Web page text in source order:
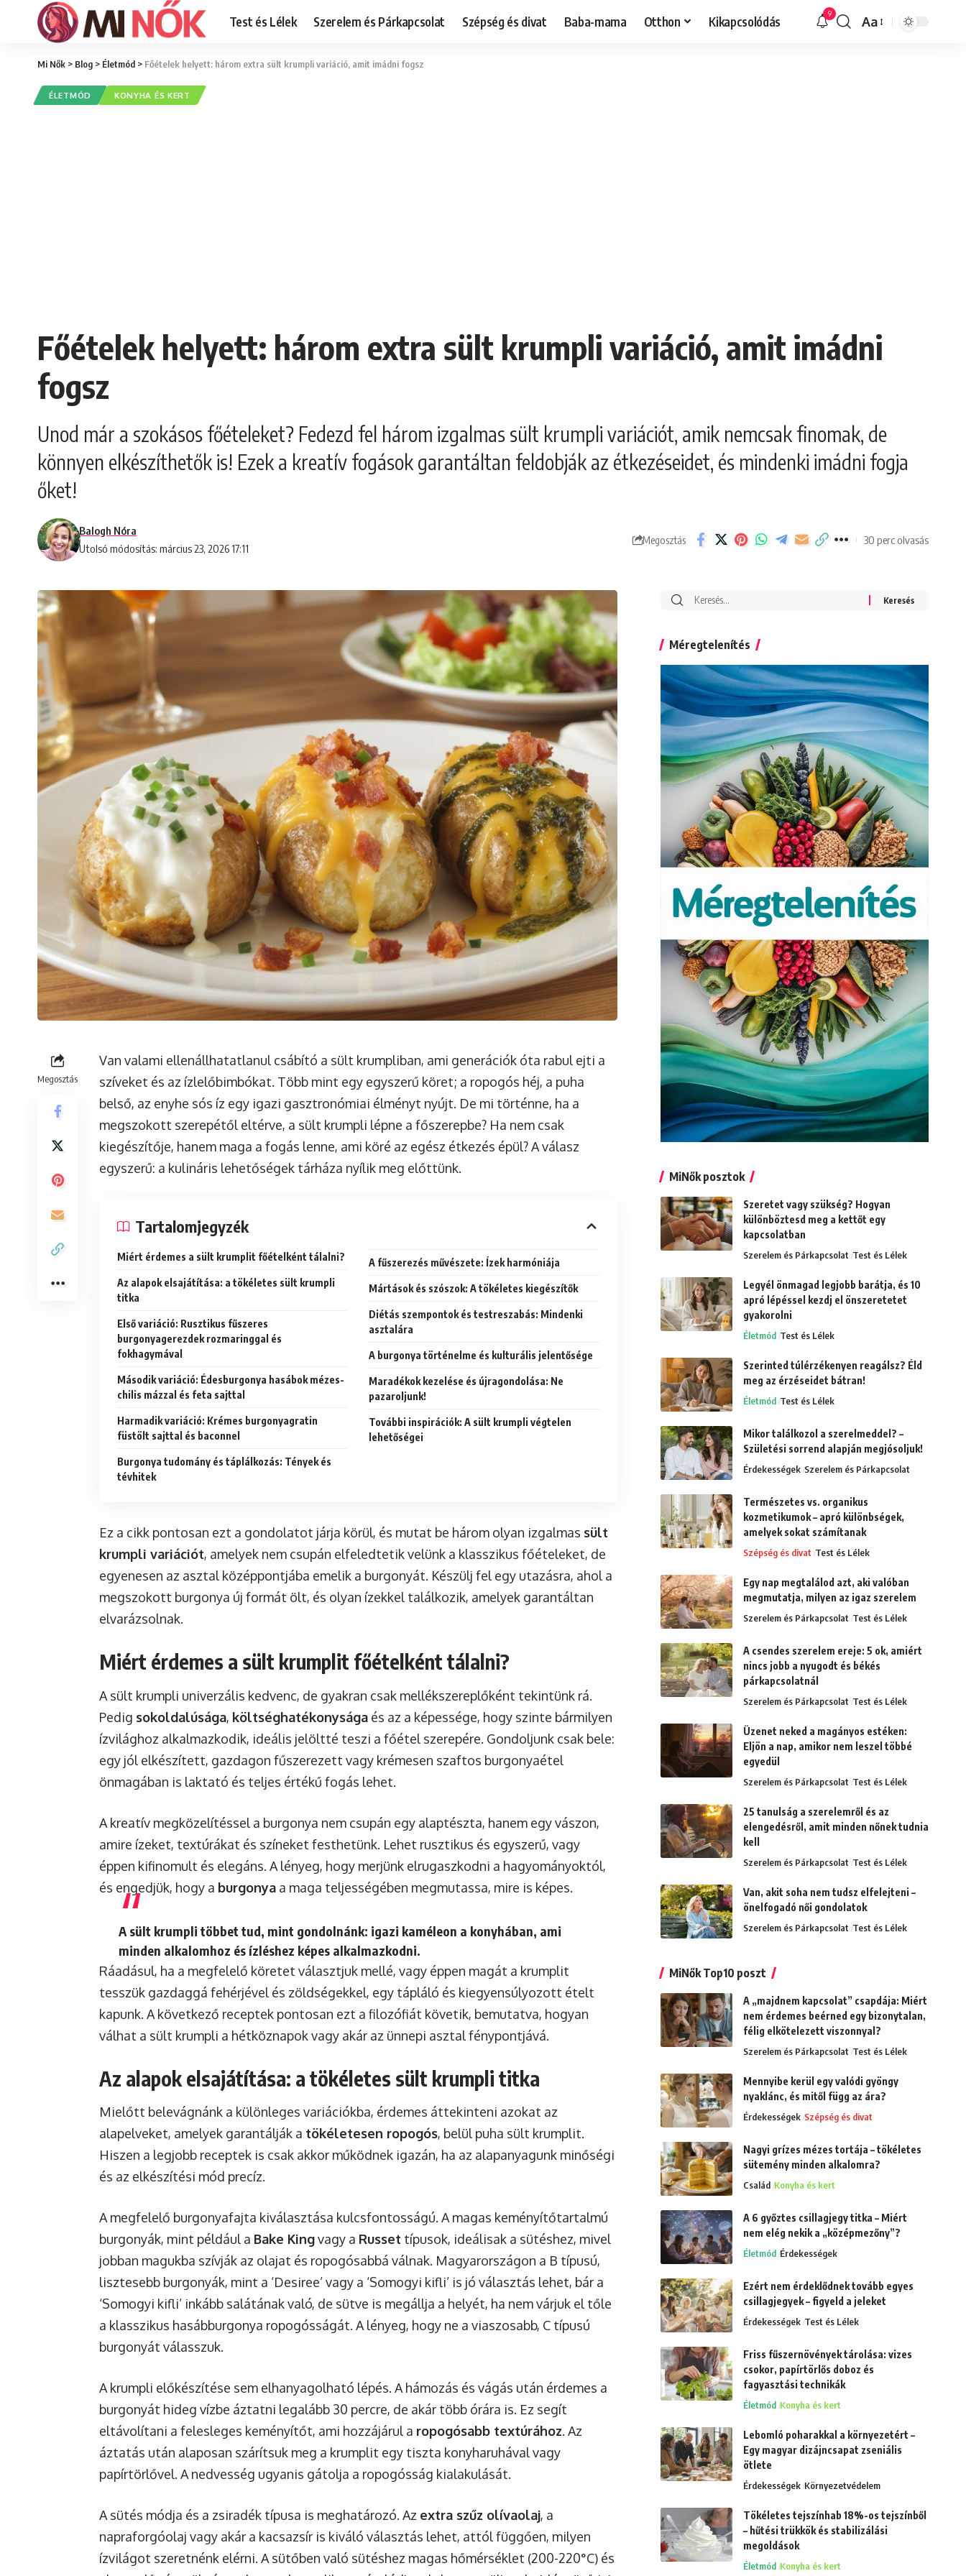
Test és Lélek Szerelem és Párkapcsolat Szépség és divat Baba-mama Otthon Kikapcsolódás 9
Font
Aa
Mi Nők > Blog > Életmód > Főételek helyett: három extra sült krumpli variáció, amit imádni fogsz
ÉLETMÓD KONYHA ÉS KERT
Főételek helyett: három extra sült krumpli variáció, amit imádni
fogsz
Unod már a szokásos főételeket? Fedezd fel három izgalmas sült krumpli variációt, amik nemcsak finomak, de
könnyen elkészíthetők is! Ezek a kreatív fogások garantáltan feldobják az étkezéseidet, és mindenki imádni fogja
őket!
Utolsó módosítás: március 23, 2026 17:11
Balogh Nóra
Megosztás 30 perc olvasás
Megosztás
Van valami ellenállhatatlanul csábító a sült krumpliban, ami generációk óta rabul ejti a
szíveket és az ízlelőbimbókat. Több mint egy egyszerű köret; a ropogós héj, a puha
belső, az enyhe sós íz egy igazi gasztronómiai élményt nyújt. De mi történne, ha a
megszokott szerepétől eltérve, a sült krumpli lépne a főszerepbe? Ha nem csak
kiegészítője, hanem maga a fogás lenne, ami köré az egész étkezés épül? A válasz
egyszerű: a kulináris lehetőségek tárháza nyílik meg előttünk.
Tartalomjegyzék
Miért érdemes a sült krumplit főételként tálalni?
Az alapok elsajátítása: a tökéletes sült krumpli
titka
Első variáció: Rusztikus fűszeres
burgonyagerezdek rozmaringgal és
fokhagymával
Második variáció: Édesburgonya hasábok mézes-
chilis mázzal és feta sajttal
Harmadik variáció: Krémes burgonyagratin
füstölt sajttal és baconnel
Burgonya tudomány és táplálkozás: Tények és
tévhitek
A fűszerezés művészete: Ízek harmóniája
Mártások és szószok: A tökéletes kiegészítők
Diétás szempontok és testreszabás: Mindenki
asztalára
A burgonya történelme és kulturális jelentősége
Maradékok kezelése és újragondolása: Ne
pazaroljunk!
További inspirációk: A sült krumpli végtelen
lehetőségei
Ez a cikk pontosan ezt a gondolatot járja körül, és mutat be három olyan izgalmas sült
krumpli variációt, amelyek nem csupán elfeledtetik velünk a klasszikus főételeket, de
egyenesen az asztal középpontjába emelik a burgonyát. Készülj fel egy utazásra, ahol a
megszokott burgonya új formát ölt, és olyan ízekkel találkozik, amelyek garantáltan
elvarázsolnak.
Miért érdemes a sült krumplit főételként tálalni?
A sült krumpli univerzális kedvenc, de gyakran csak mellékszereplőként tekintünk rá.
Pedig sokoldalúsága, költséghatékonysága és az a képessége, hogy szinte bármilyen
ízvilághoz alkalmazkodik, ideális jelöltté teszi a főétel szerepére. Gondoljunk csak bele:
egy jól elkészített, gazdagon fűszerezett vagy krémesen szaftos burgonyaétel
önmagában is laktató és teljes értékű fogás lehet.
A kreatív megközelítéssel a burgonya nem csupán egy alaptészta, hanem egy vászon,
amire ízeket, textúrákat és színeket festhetünk. Lehet rusztikus és egyszerű, vagy
éppen kifinomult és elegáns. A lényeg, hogy merjünk elrugaszkodni a hagyományoktól,
és engedjük, hogy a burgonya a maga teljességében megmutassa, mire is képes.
A sült krumpli többet tud, mint gondolnánk: igazi kaméleon a konyhában, ami
minden alkalomhoz és ízléshez képes alkalmazkodni.
Ráadásul, ha a megfelelő köretet választjuk mellé, vagy éppen magát a krumplit
tesszük gazdaggá fehérjével és zöldségekkel, egy tápláló és kiegyensúlyozott ételt
kapunk. A következő receptek pontosan ezt a filozófiát követik, bemutatva, hogyan
válhat a sült krumpli a hétköznapok vagy akár az ünnepi asztal fénypontjává.
Az alapok elsajátítása: a tökéletes sült krumpli titka
Mielőtt belevágnánk a különleges variációkba, érdemes áttekinteni azokat az
alapelveket, amelyek garantálják a tökéletesen ropogós, belül puha sült krumplit.
Hiszen a legjobb receptek is csak akkor működnek igazán, ha az alapanyagunk minőségi
és az elkészítési mód precíz.
A megfelelő burgonyafajta kiválasztása kulcsfontosságú. A magas keményítőtartalmú
burgonyák, mint például a Bake Kingvagy a Russet típusok, ideálisak a sütéshez, mivel
jobban magukba szívják az olajat és ropogósabbá válnak. Magyarországon a B típusú,
lisztesebb burgonyák, mint a ‘Desiree’ vagy a ‘Somogyi kifli’ is jó választás lehet, bár a
‘Somogyi kifli’ inkább salátának való, de sütve is megállja a helyét, ha nem várjuk el tőle
a klasszikus hasábburgonya ropogósságát. A lényeg, hogy ne a viaszosabb, C típusú
burgonyát válasszuk.
A krumpli előkészítése sem elhanyagolható lépés. A hámozás és vágás után érdemes a
burgonyát hideg vízbe áztatni legalább 30 percre, de akár több órára is. Ez segít
eltávolítani a felesleges keményítőt, ami hozzájárul a ropogósabb textúrához. Az
áztatás után alaposan szárítsuk meg a krumplit egy tiszta konyharuhával vagy
papírtörlővel. A nedvesség ugyanis gátolja a ropogósság kialakulását.
A sütés módja és a zsiradék típusa is meghatározó. Az extra szűz olívaolaj, a
napraforgóolaj vagy akár a kacsazsír is kiváló választás lehet, attól függően, milyen
ízvilágot szeretnénk elérni. A sütőben való sütéshez magas hőmérséklet (200-220°C) és
Search
Méregtelenítés
MiNők posztok
Szeretet vagy szükség? Hogyan
különböztesd meg a kettőt egy
kapcsolatban
Szerelem és Párkapcsolat Test és Lélek
Legyél önmagad legjobb barátja, és 10
apró lépéssel kezdj el önszeretetet
gyakorolni
Életmód Test és Lélek
Szerinted túlérzékenyen reagálsz? Éld
meg az érzéseidet bátran!
Életmód Test és Lélek
Mikor találkozol a szerelmeddel? –
Születési sorrend alapján megjósoljuk!
Érdekességek Szerelem és Párkapcsolat
Természetes vs. organikus
kozmetikumok – apró különbségek,
amelyek sokat számítanak
Szépség és divat Test és Lélek
Egy nap megtalálod azt, aki valóban
megmutatja, milyen az igaz szerelem
Szerelem és Párkapcsolat Test és Lélek
A csendes szerelem ereje: 5 ok, amiért
nincs jobb a nyugodt és békés
párkapcsolatnál
Szerelem és Párkapcsolat Test és Lélek
Üzenet neked a magányos estéken:
Eljön a nap, amikor nem leszel többé
egyedül
Szerelem és Párkapcsolat Test és Lélek
25 tanulság a szerelemről és az
elengedésről, amit minden nőnek tudnia
kell
Szerelem és Párkapcsolat Test és Lélek
Van, akit soha nem tudsz elfelejteni –
önelfogadó női gondolatok
Szerelem és Párkapcsolat Test és Lélek
MiNők Top10 poszt
A „majdnem kapcsolat” csapdája: Miért
nem érdemes beérned egy bizonytalan,
félig elkötelezett viszonnyal?
Szerelem és Párkapcsolat Test és Lélek
Mennyibe kerül egy valódi gyöngy
nyaklánc, és mitől függ az ára?
Érdekességek Szépség és divat
Nagyi grízes mézes tortája – tökéletes
sütemény minden alkalomra?
Család Konyha és kert
A 6 győztes csillagjegy titka – Miért
nem elég nekik a „középmezőny”?
Életmód Érdekességek
Ezért nem érdeklődnek tovább egyes
csillagjegyek – figyeld a jeleket
Érdekességek Test és Lélek
Friss fűszernövények tárolása: vizes
csokor, papírtörlős doboz és
fagyasztási technikák
Életmód Konyha és kert
Lebomló poharakkal a környezetért –
Egy magyar dizájncsapat zseniális
ötlete
Érdekességek Környezetvédelem
Tökéletes tejszínhab 18%-os tejszínből
– hűtési trükkök és stabilizálási
megoldások
Életmód Konyha és kert